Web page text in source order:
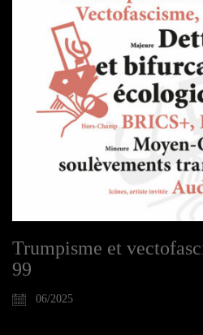
Trumpisme et
99
06/2025